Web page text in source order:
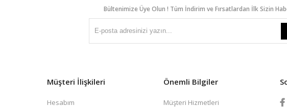
Bültenimize Üye Olun ! Tüm İndirim ve Fırsatlardan İlk Sizin
Müşteri İlişkileri
Hesabım
Önemli Bilgiler
Müşteri Hizmetleri